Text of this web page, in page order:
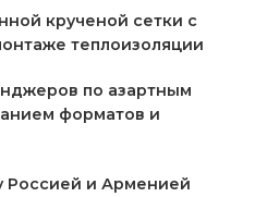
крученой сетки с
теплоизоляции
по азартным
форматов и
и Арменией